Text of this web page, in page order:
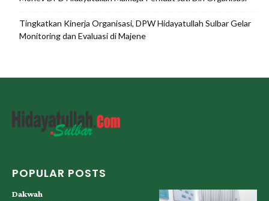
Tingkatkan Kinerja Organisasi, DPW Hidayatullah Sulbar Gelar
Monitoring dan Evaluasi di Majene
POPULAR POSTS
Dakwah